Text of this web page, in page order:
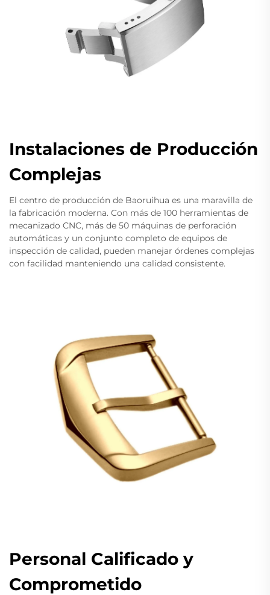
Instalaciones de Producción
Complejas
El centro de producción de Baoruihua es una maravilla de
la fabricación moderna. Con más de 100 herramientas de
mecanizado CNC, más de 50 máquinas de perforación
automáticas y un conjunto completo de equipos de
inspección de calidad, pueden manejar órdenes complejas
con facilidad manteniendo una calidad consistente.
Personal Calificado y
Comprometido